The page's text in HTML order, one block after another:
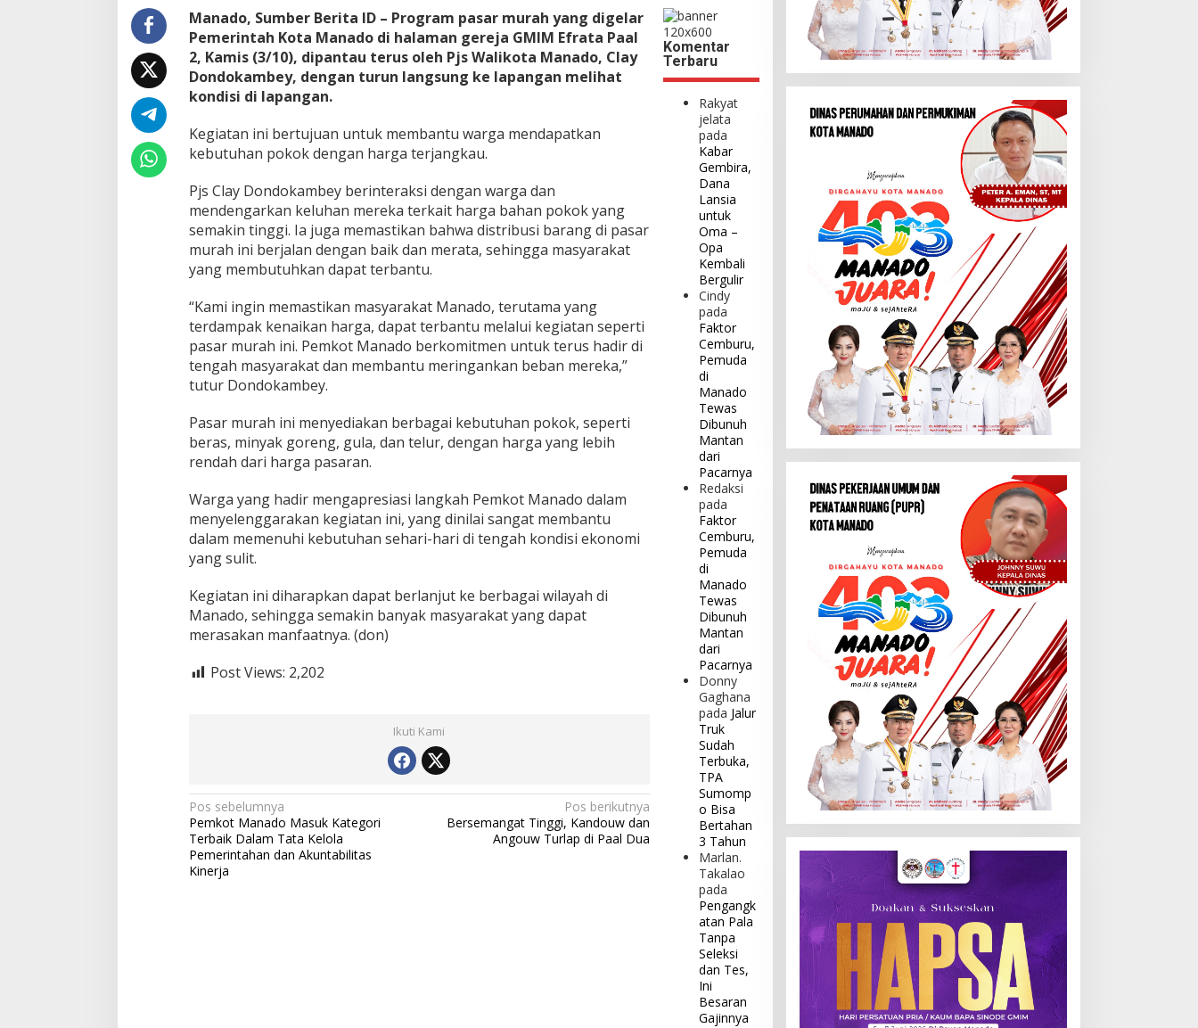
o
k
o
k
M
a
s
a
r
k
a
t
M
a
n
o
T
e
r
p
e
u
h
i
Manado, Sumber Berita ID – Program pasar murah yang digelar
Pemerintah Kota Manado di halaman gereja GMIM Efrata Paal
2, Kamis (3/10), dipantau terus oleh Pjs Walikota Manado, Clay
Dondokambey, dengan turun langsung ke lapangan melihat
kondisi di lapangan.
Kegiatan ini bertujuan untuk membantu warga mendapatkan
kebutuhan pokok dengan harga terjangkau.
Pjs Clay Dondokambey berinteraksi dengan warga dan
mendengarkan keluhan mereka terkait harga bahan pokok yang
semakin tinggi. Ia juga memastikan bahwa distribusi barang di pasar
murah ini berjalan dengan baik dan merata, sehingga masyarakat
yang membutuhkan dapat terbantu.
“Kami ingin memastikan masyarakat Manado, terutama yang
terdampak kenaikan harga, dapat terbantu melalui kegiatan seperti
pasar murah ini. Pemkot Manado berkomitmen untuk terus hadir di
tengah masyarakat dan membantu meringankan beban mereka,”
tutur Dondokambey.
Pasar murah ini menyediakan berbagai kebutuhan pokok, seperti
beras, minyak goreng, gula, dan telur, dengan harga yang lebih
rendah dari harga pasaran.
Warga yang hadir mengapresiasi langkah Pemkot Manado dalam
menyelenggarakan kegiatan ini, yang dinilai sangat membantu
dalam memenuhi kebutuhan sehari-hari di tengah kondisi ekonomi
yang sulit.
Kegiatan ini diharapkan dapat berlanjut ke berbagai wilayah di
Manado, sehingga semakin banyak masyarakat yang dapat
merasakan manfaatnya. (don)
Post Views: 2,202
Ikuti Kami
N
a
v
Pos sebelumnya
Pemkot Manado Masuk Kategori
Terbaik Dalam Tata Kelola
Pemerintahan dan Akuntabilitas
Kinerja
Pos berikutnya
Bersemangat Tinggi, Kandouw dan
Angouw Turlap di Paal Dua
Komentar
Terbaru
Rakyat
jelata
pada
Kabar
Gembira,
Dana
Lansia
untuk
Oma –
Opa
Kembali
Bergulir
Cindy
pada
Faktor
Cemburu,
Pemuda
di
Manado
Tewas
Dibunuh
Mantan
dari
Pacarnya
Redaksi
pada
Faktor
Cemburu,
Pemuda
di
Manado
Tewas
Dibunuh
Mantan
dari
Pacarnya
Donny
Gaghana
pada Jalur
Truk
Sudah
Terbuka,
TPA
Sumomp
o Bisa
Bertahan
3 Tahun
Marlan.
Takalao
pada
Pengangk
atan Pala
Tanpa
Seleksi
dan Tes,
Ini
Besaran
Gajinnya